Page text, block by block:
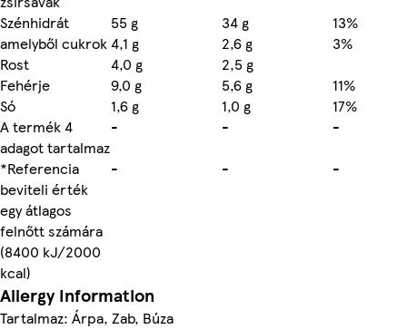
Szénhidrát
55 g 34 g
13%
amelyből cukrok4,1 g 2,6 g
3%
Rost
4,0 g
2,5 g
Fehérje
9,0 g 5,6 g
11%
Só
1,6 g 1,0 g
17%
A termék 4
adagot tartalmaz
- -
-
*Referencia
beviteli érték
egy átlagos
felnőtt számára
(8400 kJ/2000
kcal)
- - -
Allergy Information
Tartalmaz: Árpa, Zab, Búza